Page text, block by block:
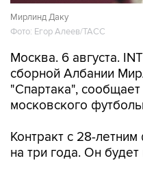
Мирлинд Даку
Фото: Егор Алеев/ТАСС
Москва. 6 августа.
сборной Албании
"Спартака",
московского
Контракт с 28-
на три года. Он